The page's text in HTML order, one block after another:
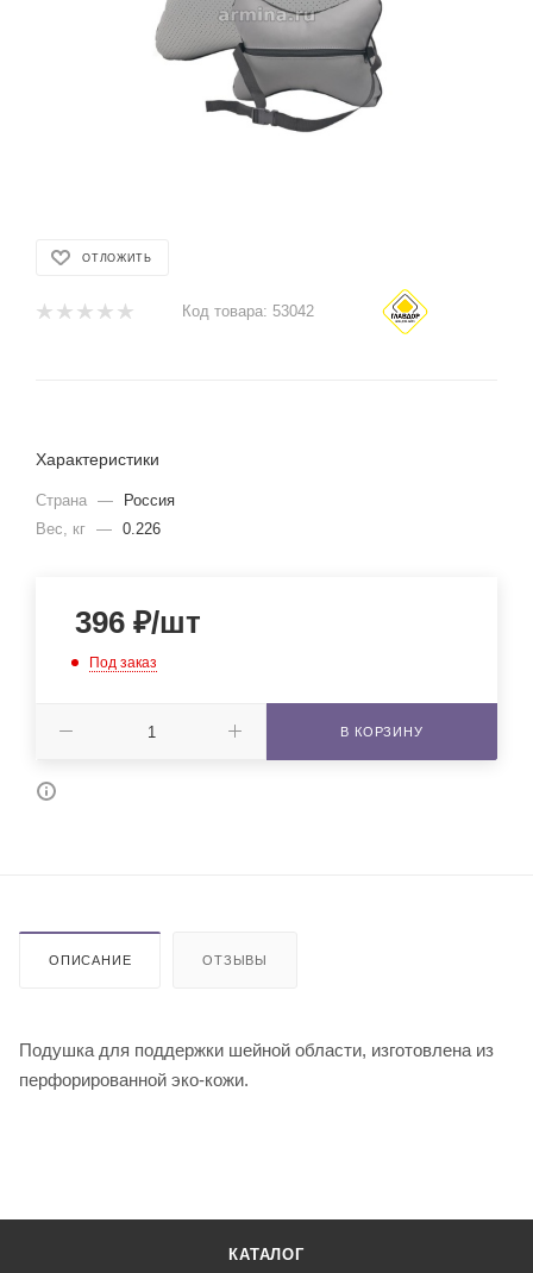
ОТЛОЖИТЬ
Код товара: 53042
Характеристики
Страна —
Россия
Вес, кг — 0.226
396 ₽/шт
Под заказ
В КОРЗИНУ
ОПИСАНИЕ ОТЗЫВЫ
Подушка для поддержки шейной области, изготовлена из
перфорированной эко-кожи.
КАТАЛОГ